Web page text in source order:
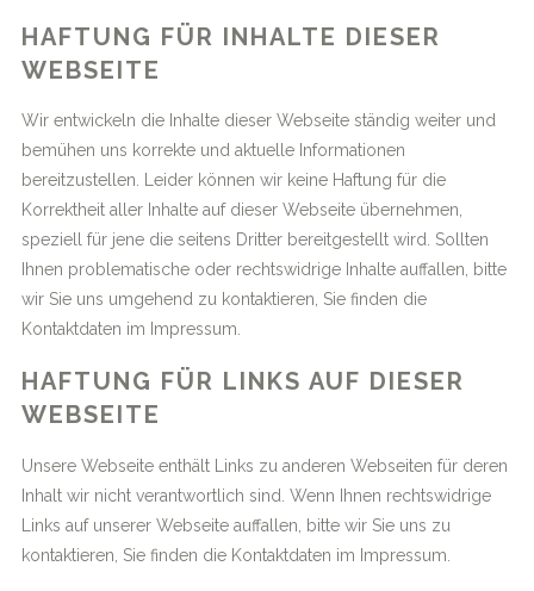
HAFTUNG FÜR INHALTE DIESER
WEBSEITE
Wir entwickeln die Inhalte dieser Webseite ständig weiter und
bemühen uns korrekte und aktuelle Informationen
bereitzustellen. Leider können wir keine Haftung für die
Korrektheit aller Inhalte auf dieser Webseite übernehmen,
speziell für jene die seitens Dritter bereitgestellt wird. Sollten
Ihnen problematische oder rechtswidrige Inhalte auffallen, bitte
wir Sie uns umgehend zu kontaktieren, Sie finden die
Kontaktdaten im Impressum.
HAFTUNG FÜR LINKS AUF DIESER
WEBSEITE
Unsere Webseite enthält Links zu anderen Webseiten für deren
Inhalt wir nicht verantwortlich sind. Wenn Ihnen rechtswidrige
Links auf unserer Webseite auffallen, bitte wir Sie uns zu
kontaktieren, Sie finden die Kontaktdaten im Impressum.